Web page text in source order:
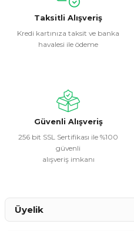
kullanarak tarafımıza
Görüş ve önerileriniz için
Ürün resmi kalitesiz, bozuk
Ürün fiyatı diğer sitelerden
Bu ürüne benzer farklı
Taksitli Alışveriş
Kredi kartınıza taksit ve banka
havalesi ile ödeme
Güvenli Alışveriş
256 bit SSL Sertifikası ile %100
güvenli
alışveriş imkanı
Üyelik